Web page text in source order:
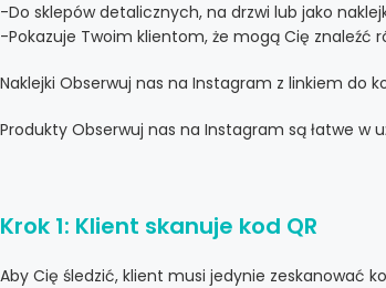
-Do sklepów detalicznych, na drzwi lub jako
-Pokazuje Twoim klientom, że mogą Cię znaleźć
Naklejki Obserwuj nas na Instagram z linkiem do
Produkty Obserwuj nas na Instagram są łatwe w
Krok 1: Klient skanuje kod QR
Aby Cię śledzić, klient musi jedynie zeskanować